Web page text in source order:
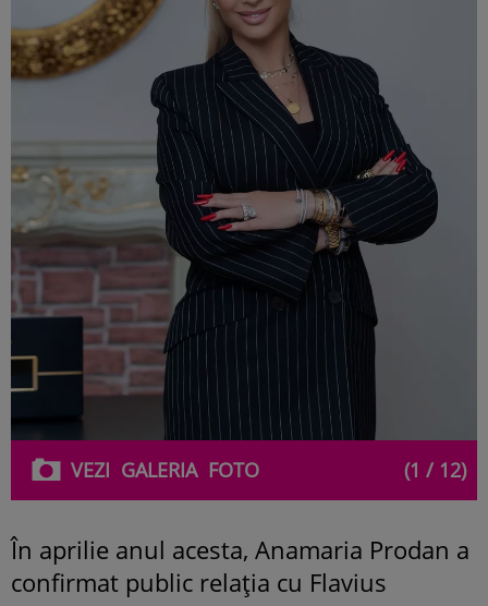
VEZI GALERIAFOTO (1 / 12)
În aprilie anul acesta, Anamaria Prodan a
confirmat public relația cu Flavius